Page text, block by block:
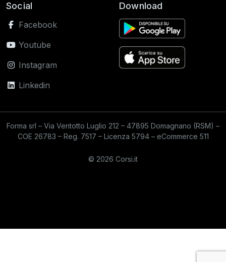
Social
Facebook
Youtube
Instagram
Linkedin
Download
Forma srl – Via Ventotto Luglio 212 – 47895 Domagnano (RSM) –
COE 26783 – Reg. 7517 – Licenza 5794 – eCommerce 511
© 2026 Corsi.it